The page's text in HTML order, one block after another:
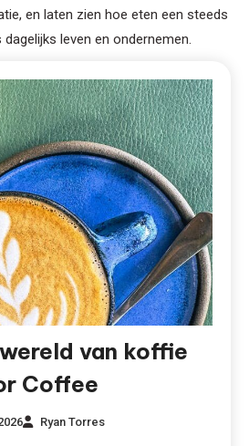
en laten zien hoe eten een steeds
leven en ondernemen.
van koffie
Coffee
Ryan Torres